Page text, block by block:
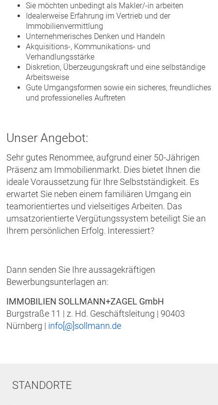
Sie möchten unbedingt als Makler/-in arbeiten
Idealerweise Erfahrung im Vertrieb und der
Immobilienvermittlung
Unternehmerisches Denken und Handeln
Akquisitions-, Kommunikations- und
Verhandlungsstärke
Diskretion, Überzeugungskraft und eine selbständige
Arbeitsweise
Gute Umgangsformen sowie ein sicheres, freundliches
und professionelles Auftreten
Unser Angebot:
Sehr gutes Renommee, aufgrund einer 50-Jährigen
Präsenz am Immobilienmarkt. Dies bietet Ihnen die
ideale Voraussetzung für Ihre Selbstständigkeit. Es
erwartet Sie neben einem familiären Umgang ein
teamorientiertes und vielseitiges Arbeiten. Das
umsatzorientierte Vergütungssystem beteiligt Sie an
Ihrem persönlichen Erfolg. Interessiert?
Dann senden Sie Ihre aussagekräftigen
Bewerbungsunterlagen an:
IMMOBILIEN SOLLMANN+ZAGEL GmbH
Burgstraße 11 | z. Hd. Geschäftsleitung | 90403
Nürnberg | info[@]sollmann.de
STANDORTE